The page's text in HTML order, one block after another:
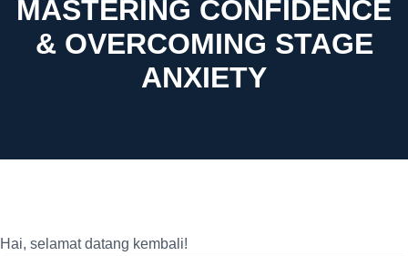
MASTERING CONFIDENCE
& OVERCOMING STAGE
ANXIETY
Hai, selamat datang kembali!